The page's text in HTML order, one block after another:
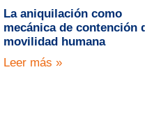
La aniquilación como
mecánica de contención
movilidad humana
Leer más »